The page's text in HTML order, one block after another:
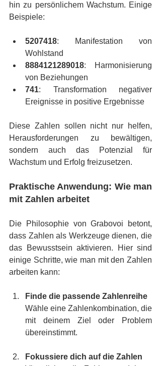
hin zu persönlichem Wachstum. Einige
Beispiele:
5207418: Manifestation von
Wohlstand
8884121289018: Harmonisierung
von Beziehungen
741: Transformation negativer
Ereignisse in positive Ergebnisse
Diese Zahlen sollen nicht nur helfen,
Herausforderungen zu bewältigen,
sondern auch das Potenzial für
Wachstum und Erfolg freizusetzen.
Praktische Anwendung: Wie man
mit Zahlen arbeitet
Die Philosophie von Grabovoi betont,
dass Zahlen als Werkzeuge dienen, die
das Bewusstsein aktivieren. Hier sind
einige Schritte, wie man mit den Zahlen
arbeiten kann:
Finde die passende Zahlenreihe
Wähle eine Zahlenkombination, die
mit deinem Ziel oder Problem
übereinstimmt.
Fokussiere dich auf die Zahlen